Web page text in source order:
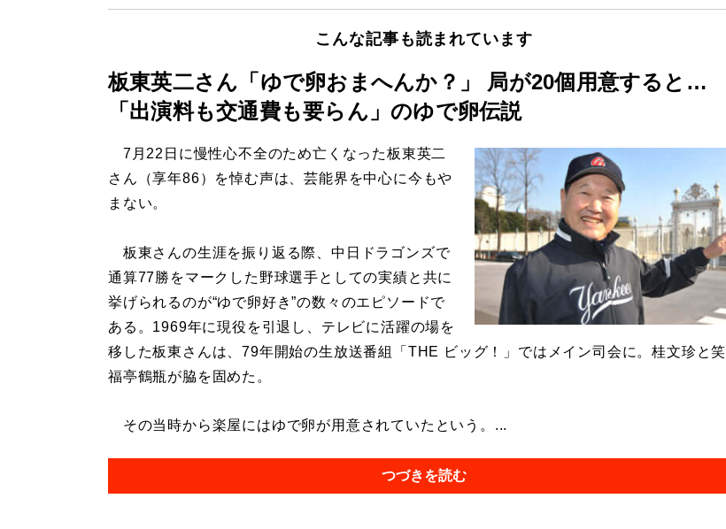
こんな記事も読まれています
板東英二さん「ゆで卵おまへんか？」 局が20個用意すると…
「出演料も交通費も要らん」のゆで卵伝説
7月22日に慢性心不全のため亡くなった板東英二
さん（享年86）を悼む声は、芸能界を中心に今もや
まない。
板東さんの生涯を振り返る際、中日ドラゴンズで
通算77勝をマークした野球選手としての実績と共に
挙げられるのが“ゆで卵好き”の数々のエピソードで
ある。1969年に現役を引退し、テレビに活躍の場を
移した板東さんは、79年開始の生放送番組「THE ビッグ！」ではメイン司会に。桂文珍と笑
福亭鶴瓶が脇を固めた。
その当時から楽屋にはゆで卵が用意されていたという。...
つづきを読む